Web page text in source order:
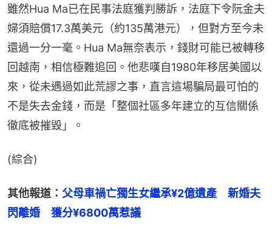
雖然Hua Ma已在民事法庭獲判勝訴，法庭下令阮金夫
婦須賠償17.3萬美元（約135萬港元），但對方至今未
還過一分一毫。Hua Ma無奈表示，錢財可能已被轉移
回越南，相信極難追回。他悲嘆自1980年移居美國以
來，從未遇過如此荒謬之事，直言這場騙局最可怕的
不是失去金錢，而是「整個社區多年建立的互信關係
徹底被摧毀」。
(綜合)
其他報道： 父母車禍亡獨生女繼承¥2億遺產　新婚夫
閃離婚　獲分¥6800萬惹議